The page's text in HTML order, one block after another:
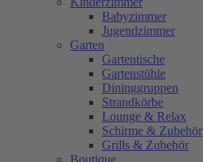
Babyzimmer
Jugendzimmer
Garten
Gartentische
Gartenstühle
Dininggruppen
Strandkörbe
Lounge & Relax
Schirme & Zubehör
Grills & Zubehör
Boutique